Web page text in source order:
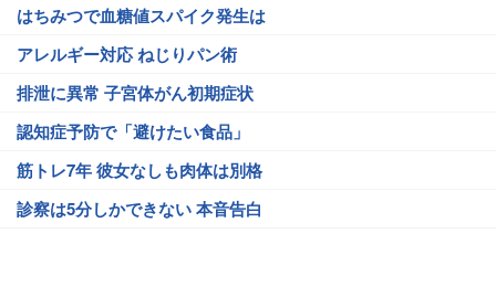
はちみつで血糖値スパイク発生は
アレルギー対応 ねじりパン術
排泄に異常 子宮体がん初期症状
認知症予防で「避けたい食品」
筋トレ7年 彼女なしも肉体は別格
診察は5分しかできない 本音告白